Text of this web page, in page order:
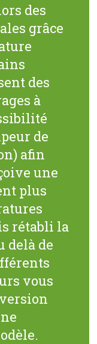
des
grâce
des
à
de
afin
une
plus
rétabli la
delà de
vous